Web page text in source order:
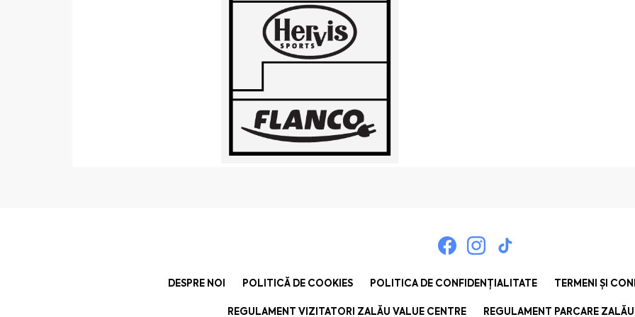
DESPRE NOI POLITICĂ DE COOKIES POLITICA DE CONFIDENȚIALITATE TERMENI ȘI
REGULAMENT VIZITATORI ZALĂU VALUE CENTRE REGULAMENT PARCARE